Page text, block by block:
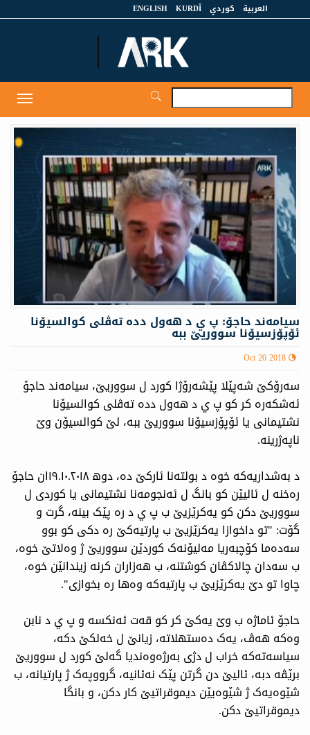
العربية كوردي KURDÎ
ENGLISH
سیامەند حاجۆ: پ ي د ھەول ددە تەڤلی کوالسیۆنا
ئۆپۆزسیۆنا سووریێ ببە
Oct 20 2018
سەرۆکێ شەپێلا پێشەرۆژا کورد ل سووریێ، سیامەند حاجۆ
ئەشکەرە کر کو پ ي د ھەول ددە تەڤلی کوالسیۆنا
نشتیمانی یا ئۆپۆزسیۆنا سووریێ ببە، لێ کوالسیۆن وێ
ناپەژرینە.
د بەشداریەکە خوە د بولتەنا ئارکێ دە، دوھ ١٩.١٠.٢٠١٨ان حاجۆ
رەخنە ل ئالیێن کو بانگ ل ئەنجومەنا نشتیمانی یا کوردی ل
سووریێ دکن کو یەكرێزیێ ب پ ي د رە پێک بینە، گرت و
گۆت: "تو داخوازا یەکرێزیێ ب پارتیەکێ رە دکی کو بوو
سەدەما کۆچبەریا مەلیۆنەک کوردێن سووریێ ژ وەلاتێ خوە،
ب سەدان چالاکڤان کوشتنە، ب ھەزاران کرنە زیندانێن خوە،
چاوا تو دێ یەکرێزیێ ب پارتیەکە وەھا رە بخوازی".
حاجۆ ئاماژە ب وێ یەکێ کر کو قەت ئەنکسه‌ و پ ي د نابن
وەکە ھەڤ، یەک دەستھلاتە، زیانێ ل خەلکێ دکە،
سیاسەتەکە خراب ل دژی بەرژەوەندیا گەلێ کورد ل سووریێ
برێڤە دبە، ئالیێ دن گرتن پێک نەئانیە، گرووپەک ژ پارتیانە، ب
شێوەیەک ژ شێوەیێن دیموقراتیێ کار دکن، و بانگا
دیموقراتیێ دکن.